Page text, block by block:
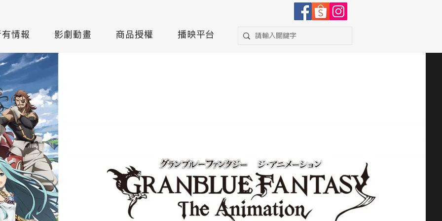
情報 影劇動畫 商品授權 播映平台